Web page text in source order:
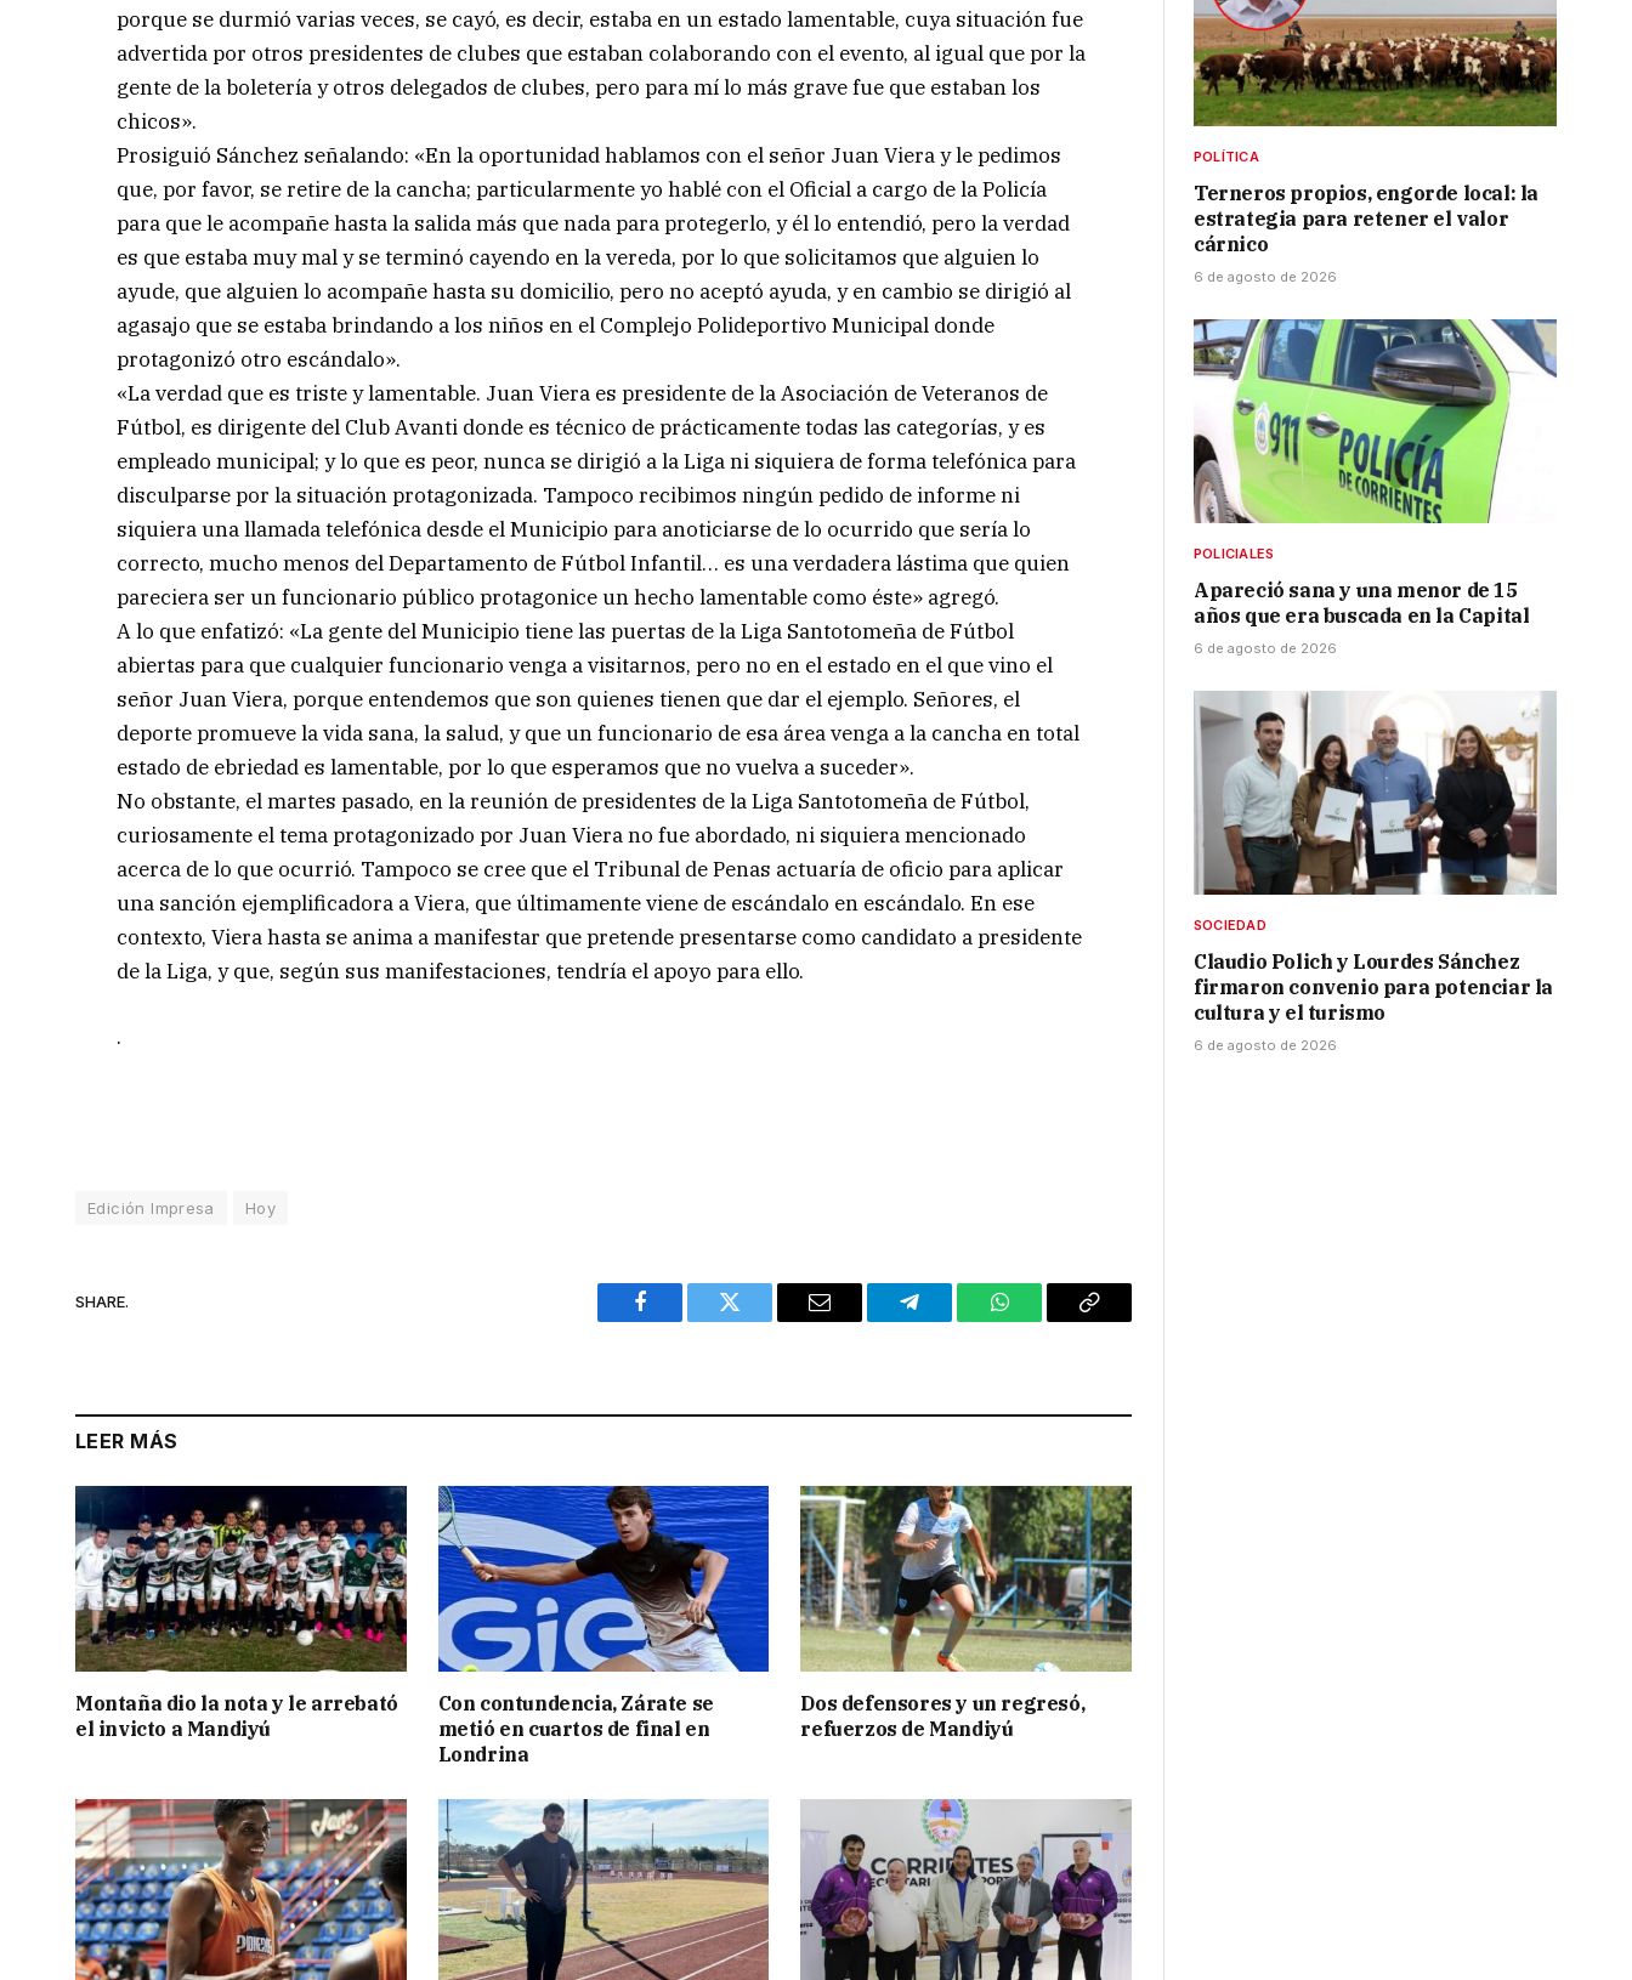
porque se durmió varias veces, se cayó, es decir, estaba en un estado lamentable, cuya situación fue
advertida por otros presidentes de clubes que estaban colaborando con el evento, al igual que por la
gente de la boletería y otros delegados de clubes, pero para mí lo más grave fue que estaban los
chicos».
Prosiguió Sánchez señalando: «En la oportunidad hablamos con el señor Juan Viera y le pedimos
que, por favor, se retire de la cancha; particularmente yo hablé con el Oficial a cargo de la Policía
para que le acompañe hasta la salida más que nada para protegerlo, y él lo entendió, pero la verdad
es que estaba muy mal y se terminó cayendo en la vereda, por lo que solicitamos que alguien lo
ayude, que alguien lo acompañe hasta su domicilio, pero no aceptó ayuda, y en cambio se dirigió al
agasajo que se estaba brindando a los niños en el Complejo Polideportivo Municipal donde
protagonizó otro escándalo».
«La verdad que es triste y lamentable. Juan Viera es presidente de la Asociación de Veteranos de
Fútbol, es dirigente del Club Avanti donde es técnico de prácticamente todas las categorías, y es
empleado municipal; y lo que es peor, nunca se dirigió a la Liga ni siquiera de forma telefónica para
disculparse por la situación protagonizada. Tampoco recibimos ningún pedido de informe ni
siquiera una llamada telefónica desde el Municipio para anoticiarse de lo ocurrido que sería lo
correcto, mucho menos del Departamento de Fútbol Infantil… es una verdadera lástima que quien
pareciera ser un funcionario público protagonice un hecho lamentable como éste» agregó.
A lo que enfatizó: «La gente del Municipio tiene las puertas de la Liga Santotomeña de Fútbol
abiertas para que cualquier funcionario venga a visitarnos, pero no en el estado en el que vino el
señor Juan Viera, porque entendemos que son quienes tienen que dar el ejemplo. Señores, el
deporte promueve la vida sana, la salud, y que un funcionario de esa área venga a la cancha en total
estado de ebriedad es lamentable, por lo que esperamos que no vuelva a suceder».
No obstante, el martes pasado, en la reunión de presidentes de la Liga Santotomeña de Fútbol,
curiosamente el tema protagonizado por Juan Viera no fue abordado, ni siquiera mencionado
acerca de lo que ocurrió. Tampoco se cree que el Tribunal de Penas actuaría de oficio para aplicar
una sanción ejemplificadora a Viera, que últimamente viene de escándalo en escándalo. En ese
contexto, Viera hasta se anima a manifestar que pretende presentarse como candidato a presidente
de la Liga, y que, según sus manifestaciones, tendría el apoyo para ello.
.
Edición Impresa Hoy
SHARE.
Facebook Twitter Email Telegram WhatsAppCopy
LEER MÁS
Montaña dio la nota y le arrebató
el invicto a Mandiyú
Con contundencia, Zárate se
metió en cuartos de final en
Londrina
Dos defensores y un regresó,
refuerzos de Mandiyú
POLÍTICA
Terneros propios, engorde local: la
estrategia para retener el valor
cárnico
6 de agosto de 2026
POLICIALES
Apareció sana y una menor de 15
años que era buscada en la Capital
6 de agosto de 2026
SOCIEDAD
Claudio Polich y Lourdes Sánchez
firmaron convenio para potenciar la
cultura y el turismo
6 de agosto de 2026